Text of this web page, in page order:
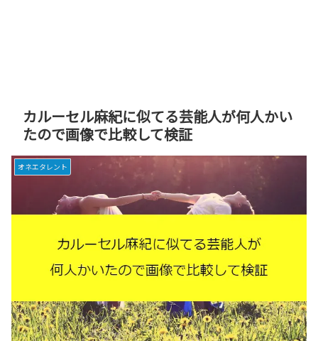
カルーセル麻紀に似てる芸能人が何人かい
たので画像で比較して検証
オネエタレント